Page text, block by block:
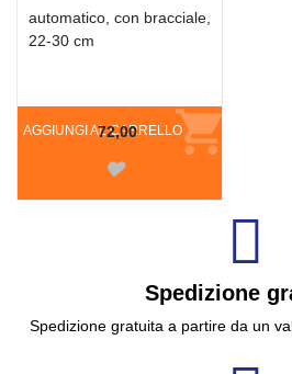
automatico, con bracciale,
22-30 cm
AGGIUNGI AL CARRELLO
72,00
Spedizione
Spedizione gratuita a partire da un